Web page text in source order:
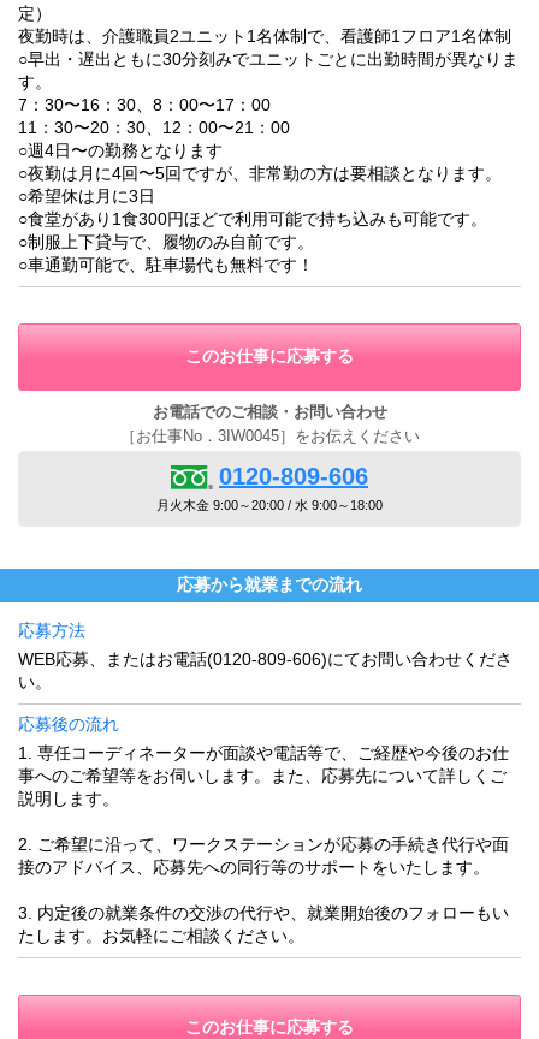
定）
夜勤時は、介護職員2ユニット1名体制で、看護師1フロア1名体制
○早出・遅出ともに30分刻みでユニットごとに出勤時間が異なりま
す。
7：30〜16：30、8：00〜17：00
11：30〜20：30、12：00〜21：00
○週4日〜の勤務となります
○夜勤は月に4回〜5回ですが、非常勤の方は要相談となります。
○希望休は月に3日
○食堂があり1食300円ほどで利用可能で持ち込みも可能です。
○制服上下貸与で、履物のみ自前です。
○車通勤可能で、駐車場代も無料です！
このお仕事に応募する
お電話でのご相談・お問い合わせ
［お仕事No．3IW0045］をお伝えください
0120-809-606
月火木金 9:00～20:00 / 水 9:00～18:00
応募から就業までの流れ
応募方法
WEB応募、またはお電話(0120-809-606)にてお問い合わせくださ
い。
応募後の流れ
1. 専任コーディネーターが面談や電話等で、ご経歴や今後のお仕
事へのご希望等をお伺いします。また、応募先について詳しくご
説明します。
2. ご希望に沿って、ワークステーションが応募の手続き代行や面
接のアドバイス、応募先への同行等のサポートをいたします。
3. 内定後の就業条件の交渉の代行や、就業開始後のフォローもい
たします。お気軽にご相談ください。
このお仕事に応募する